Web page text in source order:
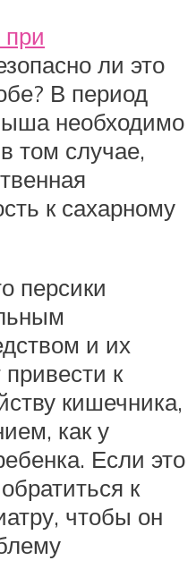
при
ли это
В период
необходимо
том случае,
к сахарному
персики
и их
к
кишечника,
как у
Если это
к
чтобы он